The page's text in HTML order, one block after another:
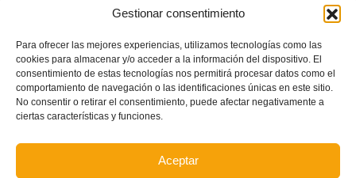
Gestionar consentimiento
Para ofrecer las mejores experiencias, utilizamos tecnologías como las
cookies para almacenar y/o acceder a la información del dispositivo. El
consentimiento de estas tecnologías nos permitirá procesar datos como el
comportamiento de navegación o las identificaciones únicas en este sitio.
No consentir o retirar el consentimiento, puede afectar negativamente a
ciertas características y funciones.
Aceptar
CD Soneja y CF La Nucía se juegan el pase a la Fase Nacional de la